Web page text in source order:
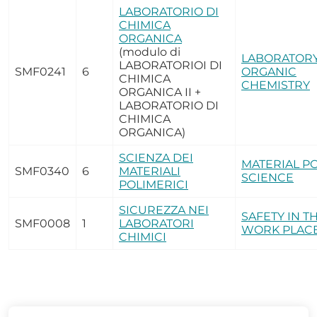
SMF0241 6
LABORATORIO DI
CHIMICA
ORGANICA
(modulo di
LABORATORIOI DI
CHIMICA
ORGANICA II +
LABORATORIO DI
CHIMICA
ORGANICA)
ORGANIC
CHEMISTRY
SMF0340 6
SCIENZA DEI
MATERIALI
POLIMERICI
MATERIAL
SCIENCE
SMF0008 1
SICUREZZA NEI
LABORATORI
CHIMICI
SAFETY IN
WORK